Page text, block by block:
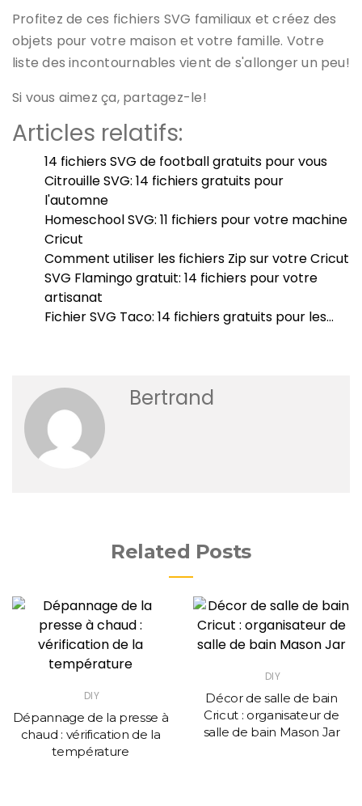
Profitez de ces fichiers SVG familiaux et créez des
objets pour votre maison et votre famille. Votre
liste des incontournables vient de s'allonger un peu!
Si vous aimez ça, partagez-le!
Articles relatifs:
14 fichiers SVG de football gratuits pour vous
Citrouille SVG: 14 fichiers gratuits pour
l'automne
Homeschool SVG: 11 fichiers pour votre machine
Cricut
Comment utiliser les fichiers Zip sur votre Cricut
SVG Flamingo gratuit: 14 fichiers pour votre
artisanat
Fichier SVG Taco: 14 fichiers gratuits pour les…
Bertrand
Related Posts
DIY
Dépannage de la presse à
chaud : vérification de la
température
DIY
Décor de salle de bain
Cricut : organisateur de
salle de bain Mason Jar